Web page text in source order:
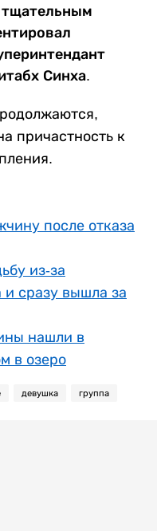
тщательным
Синха.
причастность к
после отказа
из-за
сразу вышла за
нашли в
в озеро
девушка группа